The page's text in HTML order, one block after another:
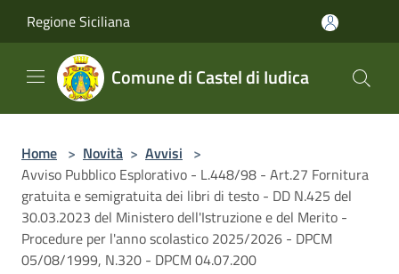
Regione Siciliana
Comune di Castel di Iudica
Home > Novità > Avvisi >
Avviso Pubblico Esplorativo - L.448/98 - Art.27 Fornitura
gratuita e semigratuita dei libri di testo - DD N.425 del
30.03.2023 del Ministero dell'Istruzione e del Merito -
Procedure per l'anno scolastico 2025/2026 - DPCM
05/08/1999, N.320 - DPCM 04.07.200